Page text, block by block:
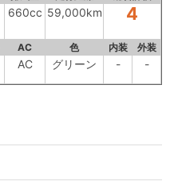
660cc 59,000km 4
AC 色 内装 外装
AC グリーン - -